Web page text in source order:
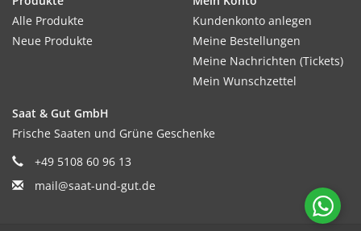
Alle Produkte
Neue Produkte
Kundenkonto anlegen
Meine Bestellungen
Meine Nachrichten (Tickets)
Mein Wunschzettel
Saat & Gut GmbH
Frische Saaten und Grüne Geschenke
+49 5108 60 96 13
mail@saat-und-gut.de